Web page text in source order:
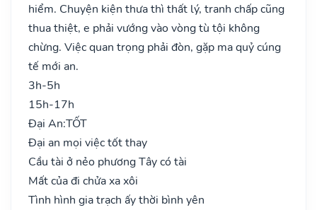
hiểm. Chuyện kiện thưa thì thất lý, tranh chấp cũng
thua thiệt, e phải vướng vào vòng tù tội không
chừng. Việc quan trọng phải đòn, gặp ma quỷ cúng
tế mới an.
3h-5h
15h-17h
Đại An:TỐT
Đại an mọi việc tốt thay
Cầu tài ở nẻo phương Tây có tài
Mất của đi chửa xa xôi
Tình hình gia trạch ấy thời bình yên